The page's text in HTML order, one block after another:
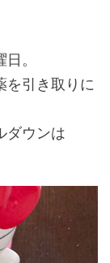
。
を引き取りに
ダウンは